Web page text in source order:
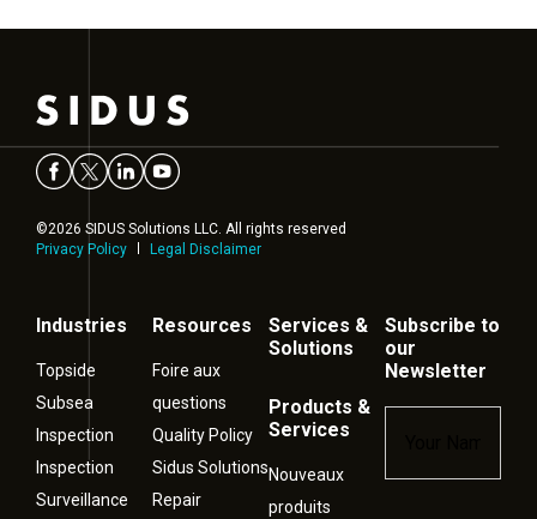
©2026 SIDUS Solutions LLC. All rights reserved
Privacy Policy
Legal Disclaimer
Industries
Topside
Subsea
Inspection
Inspection
Surveillance
Resources
Foire aux
questions
Quality Policy
Sidus Solutions
Repair
Services &
Solutions
Products &
Services
Nouveaux
produits
Subscribe to
our
Newsletter